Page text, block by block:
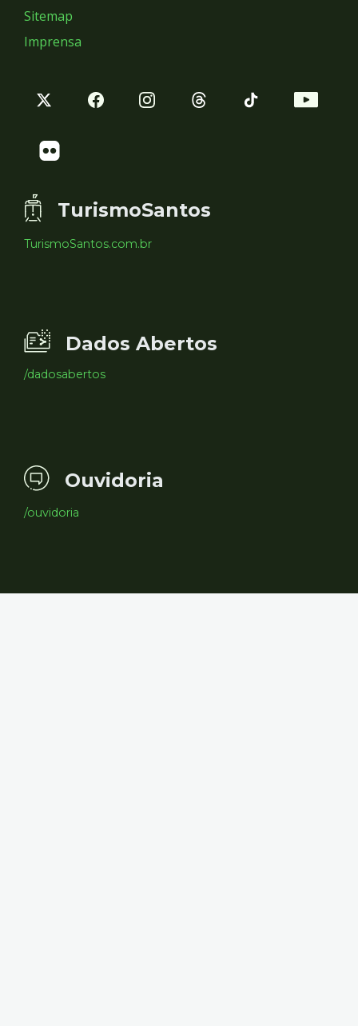
Sitemap
Imprensa
TurismoSantos
TurismoSantos.com.br
Dados Abertos
/dadosabertos
Ouvidoria
/ouvidoria